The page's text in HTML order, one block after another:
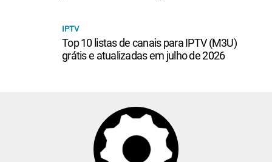
IPTV
Top 10 listas de canais para IPTV (M3U)
grátis e atualizadas em julho de 2026